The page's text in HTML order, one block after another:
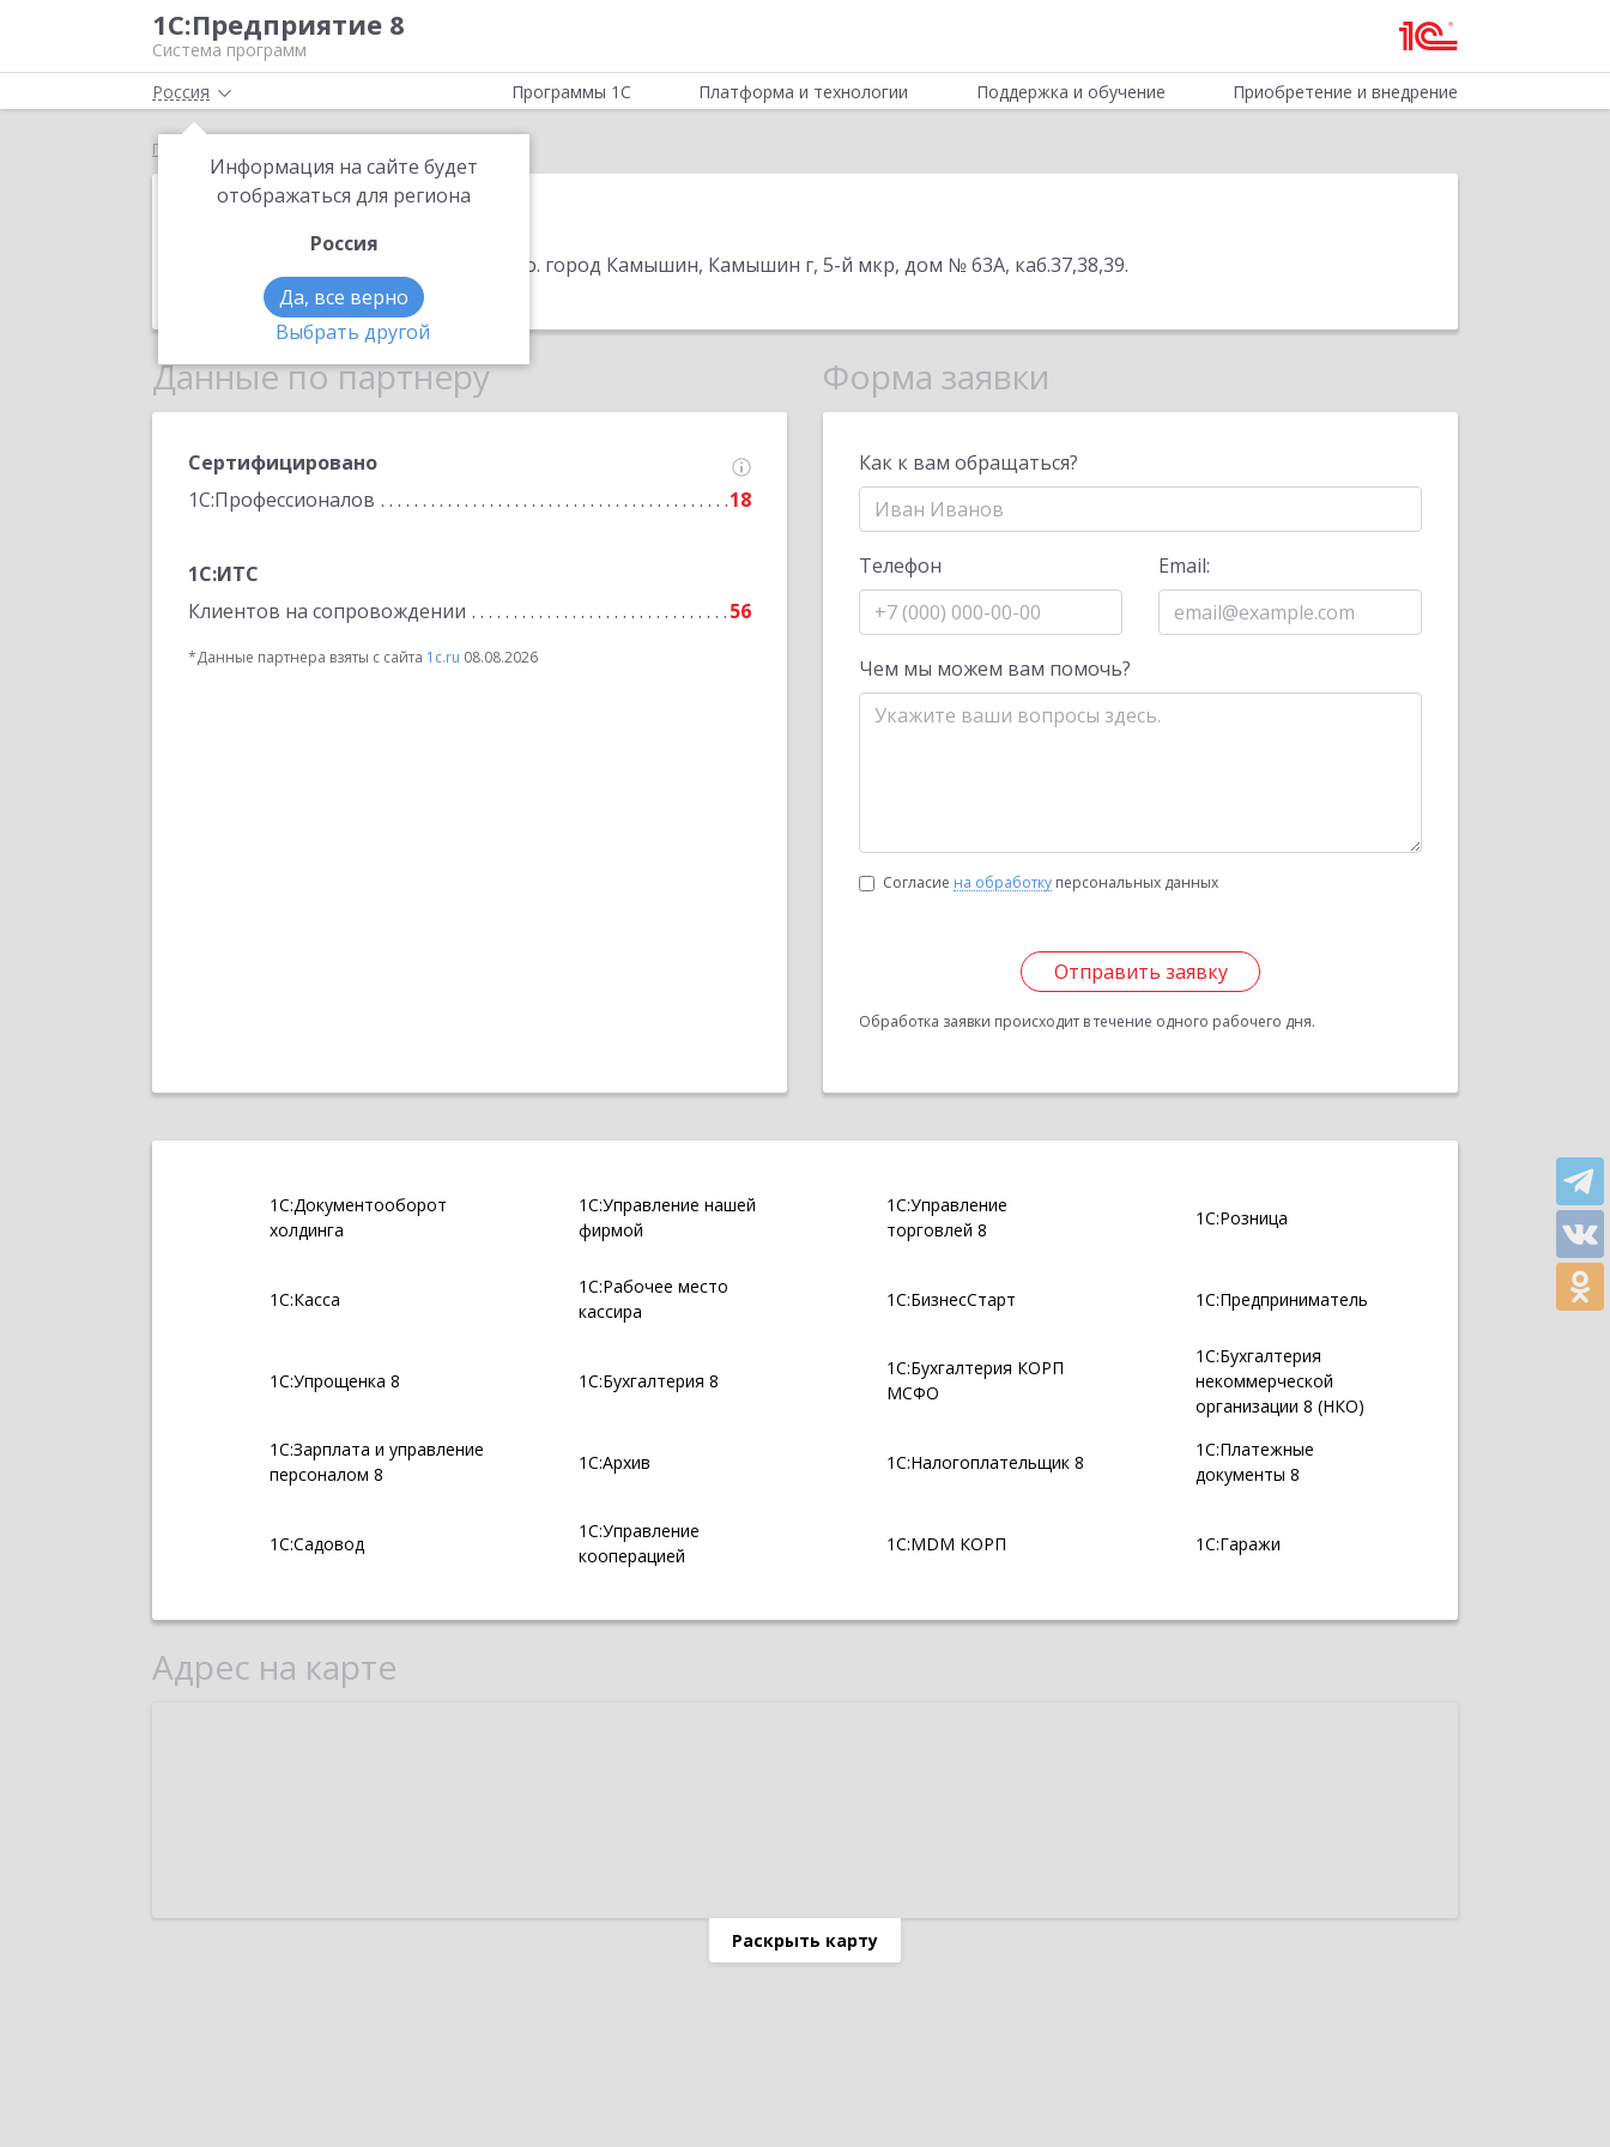
1С:Предприятие 8
Система программ
Россия
Информация на сайте будет
отображаться для региона
Россия
Да, все верно
Выбрать другой
Программы 1С Платформа и технологии Поддержка и обучение Приобретение и внедрение
Главная
Баланс
403876, Волгоградская обл, г.о. город Камышин, Камышин г, 5-й мкр, дом № 63А, каб.37,38,39.
Телефон: (84457) 5-7020
Данные по партнеру
Сертифицировано
1С:Профессионалов
18
1С:ИТС
Клиентов на сопровождении
56
*Данные партнера взяты с сайта 1c.ru 08.08.2026
Форма заявки
Как к вам обращаться?
Телефон Email:
Чем мы можем вам помочь?
Согласие на обработку персональных данных
Отправить заявку
Обработка заявки происходит в течение одного рабочего дня.
1С:Документооборот
холдинга
1С:Управление нашей
фирмой
1С:Управление
торговлей 8
1С:Розница
1С:Касса
1С:Рабочее место
кассира
1С:БизнесСтарт 1С:Предприниматель
1С:Упрощенка 8 1С:Бухгалтерия 8
1С:Бухгалтерия КОРП
МСФО
1С:Бухгалтерия
некоммерческой
организации 8 (НКО)
1С:Зарплата и управление
персоналом 8
1С:Архив 1С:Налогоплательщик 8
1С:Платежные
документы 8
1С:Садовод
1С:Управление
кооперацией
1С:MDM КОРП 1С:Гаражи
Адрес на карте
Раскрыть карту